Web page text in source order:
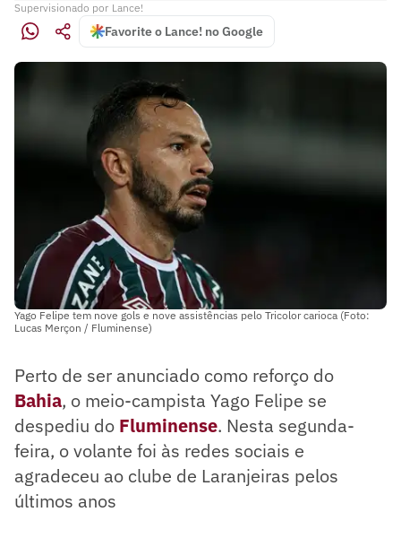
Supervisionado por Lance!
Favorite o Lance! no Google
Yago Felipe tem nove gols e nove assistências pelo Tricolor carioca (Foto:
Lucas Merçon / Fluminense)
Perto de ser anunciado como reforço do
Bahia, o meio-campista Yago Felipe se
despediu do Fluminense. Nesta segunda-
feira, o volante foi às redes sociais e
agradeceu ao clube de Laranjeiras pelos
últimos anos